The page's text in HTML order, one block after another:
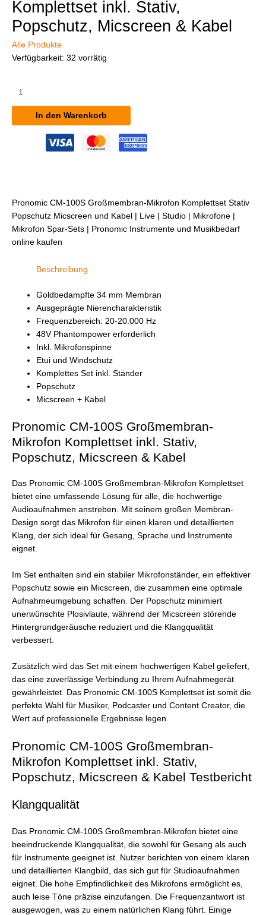
Komplettset inkl. Stativ,
Popschutz, Micscreen & Kabel
Alle Produkte
Verfügbarkeit: 32 vorrätig
CM-
Großmembran-
Komplettset
Micscreen
&
Kabel
Menge
In den Warenkorb
Pronomic CM-100S Großmembran-Mikrofon Komplettset Stativ
Popschutz Micscreen und Kabel | Live | Studio | Mikrofone |
Mikrofon Spar-Sets | Pronomic Instrumente und Musikbedarf
online kaufen
Beschreibung
Goldbedampfte 34 mm Membran
Ausgeprägte Nierencharakteristik
Frequenzbereich: 20-20.000 Hz
48V Phantompower erforderlich
Inkl. Mikrofonspinne
Etui und Windschutz
Komplettes Set inkl. Ständer
Popschutz
Micscreen + Kabel
Pronomic CM-100S Großmembran-
Mikrofon Komplettset inkl. Stativ,
Popschutz, Micscreen & Kabel
Das Pronomic CM-100S Großmembran-Mikrofon Komplettset
bietet eine umfassende Lösung für alle, die hochwertige
Audioaufnahmen anstreben. Mit seinem großen Membran-
Design sorgt das Mikrofon für einen klaren und detaillierten
Klang, der sich ideal für Gesang, Sprache und Instrumente
eignet.
Im Set enthalten sind ein stabiler Mikrofonständer, ein effektiver
Popschutz sowie ein Micscreen, die zusammen eine optimale
Aufnahmeumgebung schaffen. Der Popschutz minimiert
unerwünschte Plosivlaute, während der Micscreen störende
Hintergrundgeräusche reduziert und die Klangqualität
verbessert.
Zusätzlich wird das Set mit einem hochwertigen Kabel geliefert,
das eine zuverlässige Verbindung zu Ihrem Aufnahmegerät
gewährleistet. Das Pronomic CM-100S Komplettset ist somit die
perfekte Wahl für Musiker, Podcaster und Content Creator, die
Wert auf professionelle Ergebnisse legen.
Pronomic CM-100S Großmembran-
Mikrofon Komplettset inkl. Stativ,
Popschutz, Micscreen & Kabel Testbericht
Klangqualität
Das Pronomic CM-100S Großmembran-Mikrofon bietet eine
beeindruckende Klangqualität, die sowohl für Gesang als auch
für Instrumente geeignet ist. Nutzer berichten von einem klaren
und detaillierten Klangbild, das sich gut für Studioaufnahmen
eignet. Die hohe Empfindlichkeit des Mikrofons ermöglicht es,
auch leise Töne präzise einzufangen. Die Frequenzantwort ist
ausgewogen, was zu einem natürlichen Klang führt. Einige